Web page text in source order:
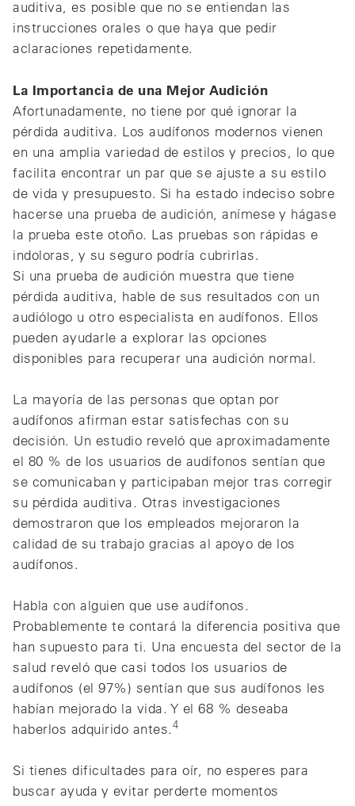
auditiva, es posible que no se entiendan las
instrucciones orales o que haya que pedir
aclaraciones repetidamente.
La Importancia de una Mejor Audición
Afortunadamente, no tiene por qué ignorar la
pérdida auditiva. Los audífonos modernos vienen
en una amplia variedad de estilos y precios, lo que
facilita encontrar un par que se ajuste a su estilo
de vida y presupuesto. Si ha estado indeciso sobre
hacerse una prueba de audición, anímese y hágase
la prueba este otoño. Las pruebas son rápidas e
indoloras, y su seguro podría cubrirlas.
Si una prueba de audición muestra que tiene
pérdida auditiva, hable de sus resultados con un
audiólogo u otro especialista en audífonos. Ellos
pueden ayudarle a explorar las opciones
disponibles para recuperar una audición normal.
La mayoría de las personas que optan por
audífonos afirman estar satisfechas con su
decisión. Un estudio reveló que aproximadamente
el 80 % de los usuarios de audífonos sentían que
se comunicaban y participaban mejor tras corregir
su pérdida auditiva. Otras investigaciones
demostraron que los empleados mejoraron la
calidad de su trabajo gracias al apoyo de los
audífonos.
Habla con alguien que use audífonos.
Probablemente te contará la diferencia positiva que
han supuesto para ti. Una encuesta del sector de la
salud reveló que casi todos los usuarios de
audífonos (el 97%) sentían que sus audífonos les
habían mejorado la vida. Y el 68 % deseaba
haberlos adquirido antes.4
Si tienes dificultades para oír, no esperes para
buscar ayuda y evitar perderte momentos